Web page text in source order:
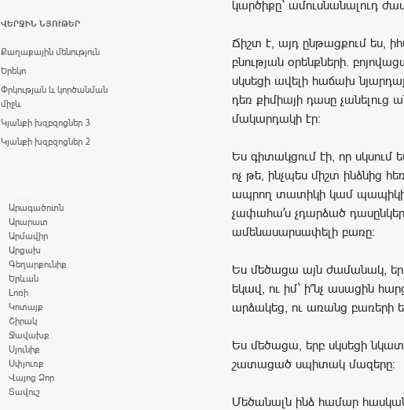
կարծիքը` ամուսնանալուդ
Ճիշտ է, այդ ընթացքում ես,
բնության օրենքների.
սկսեցի ավելի հաճախ
դեռ քիմիայի դասը չանելուց
մակարդակի էր:
Ես գիտակցում էի, որ սկսում
ոչ թե, ինչպես միշտ ինձնից
ապրող տատիկի կամ պապիկի
չափահա՛ս չդարձած
ամենասարսափելի բառը:
Ես մեծացա այն ժամանակ,
եկավ, ու իմ` ի՞նչ ասացին
արձակեց, ու առանց բառերի
Ես մեծացա, երբ սկսեցի
շատացած սպիտակ մազերը:
Մեծանալն ինձ համար
ՎԵՐՋԻՆ ՆՅՈՒԹԵՐ
Քաղաքային մենություն
Երեկո
Փրկության և կործանման
միջև
Կյանքի խզբզոցներ 3
Կյանքի խզբզոցներ 2
Արագածոտն
Արարատ
Արմավիր
Արցախ
Գեղարքունիք
Երևան
Լոռի
Կոտայք
Շիրակ
Ջավախք
Սյունիք
Սփյուռք
Վայոց Ձոր
Տավուշ